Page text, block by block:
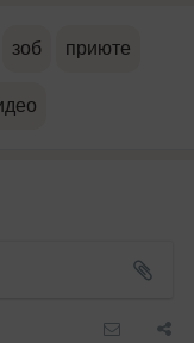
зоб приюте